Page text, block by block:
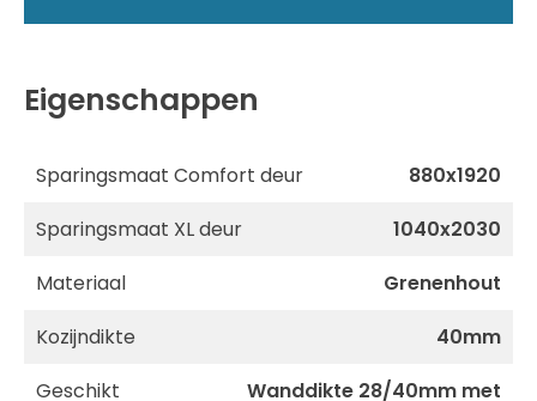
Eigenschappen
Sparingsmaat Comfort deur
880x1920
Sparingsmaat XL deur
1040x2030
Materiaal
Grenenhout
Kozijndikte
40mm
Geschikt
Wanddikte 28/40mm met